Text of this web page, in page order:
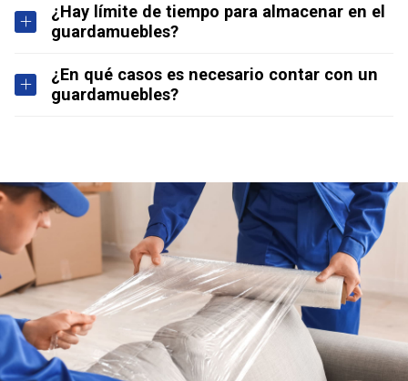
¿Hay límite de tiempo para almacenar en el
guardamuebles?
¿En qué casos es necesario contar con un
guardamuebles?